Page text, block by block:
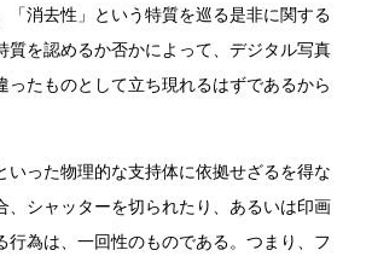
「消去性」という特質を巡る是非に関する
質を認めるか否かによって、デジタル写真
ったものとして立ち現れるはずであるから
いった物理的な支持体に依拠せざるを得な
、シャッターを切られたり、あるいは印画
行為は、一回性のものである。つまり、フ